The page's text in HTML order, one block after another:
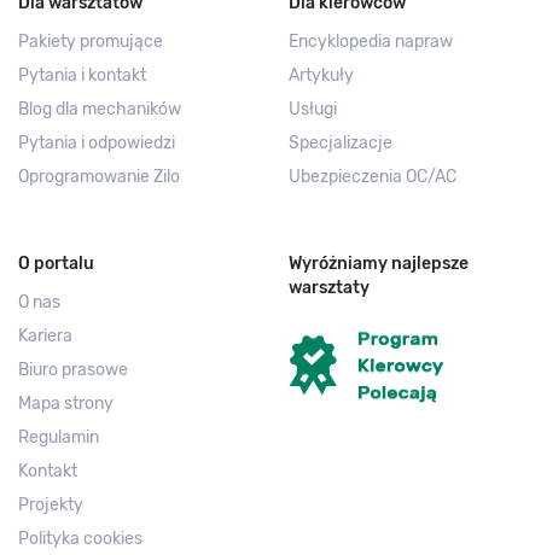
Pakiety promujące
Pytania i kontakt
Blog dla mechaników
Pytania i odpowiedzi
Oprogramowanie Zilo
Encyklopedia napraw
Artykuły
Usługi
Specjalizacje
Ubezpieczenia OC/AC
O portalu
O nas
Kariera
Biuro prasowe
Mapa strony
Regulamin
Kontakt
Projekty
Polityka cookies
Wyróżniamy najlepsze
warsztaty